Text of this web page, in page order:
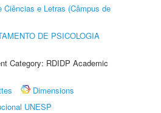
Ciências e Letras (Câmpus de
DE PSICOLOGIA
Category: RDIDP Academic
Dimensions
UNESP